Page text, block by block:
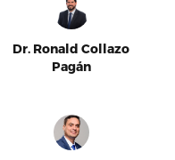
Dr. Ronald Collazo
Pagán